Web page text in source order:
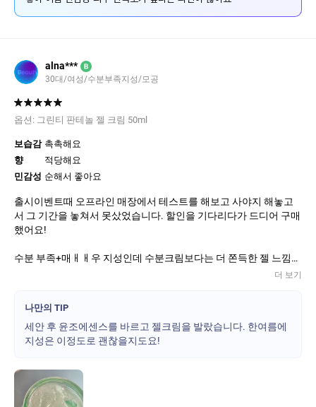
alna*** B
30대/여성/수분부족지성/모공
옵션: 그린티 판테놀 젤 크림 50ml
보습감 촉촉해요
향
적당해요
민감성 순해서 좋아요
출시이벤트때 오프라인 매장에서 테스트를 해보고 사야지 해놓고
서 그 기간을 놓쳐서 못샀었습니다. 할인을 기다리다가 드디어 구매
했어요!
수분 부족+매ㅐㅐ우 지성인데 수분크림보다는 더 쫀득한 젤 느낌이
면서, 뭔가 코팅되는 것처럼 발리는데, 바르고 조금만 지나면 깔끔하
하나만 샀는지 후회되네요ㅠㅜ 다음에 세일을 더 하면 그때 쟁여두
는걸로..! 휴대용 미니미 제공 이벤트를 했으면 좋겠어요. 이니슾 공
식몰에서는 샘플 제공 패키지가 있긴 하던데 할인율이 아모레몰이
더 보기
나만의 TIP
세안 후 윤조에센스를 바르고 젤크림을 발랐습니다. 한여름에
지성은 이정도로 괜찮을지도요!